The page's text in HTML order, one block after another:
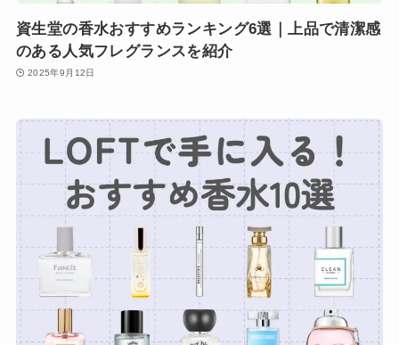
資生堂の香水おすすめランキング6選｜上品で清潔感
のある人気フレグランスを紹介
2025年9月12日